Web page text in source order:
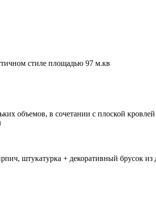
стиле площадью 97 м.кв
объемов, в сочетании с плоской кровлей
штукатурка + декоративный брусок из